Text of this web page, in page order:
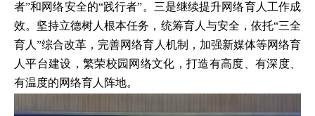
者”和网络安全的“践行者”。三是继续提升网络育人工作成
效。坚持立德树人根本任务，统筹育人与安全，依托“三全
育人”综合改革，完善网络育人机制，加强新媒体等网络育
人平台建设，繁荣校园网络文化，打造有高度、有深度、
有温度的网络育人阵地。